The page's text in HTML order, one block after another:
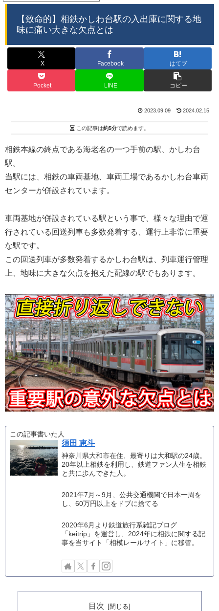
【致命的】相鉄かしわ台駅の入出庫に関する地
味に痛い大きな欠点とは
X Facebook はてブ
Pocket LINE コピー
2023.09.09 2024.02.15
この記事は約5分で読めます。
相鉄本線の終点である海老名の一つ手前の駅、かしわ台
駅。
当駅には、相鉄の車両基地、車両工場であるかしわ台車両
センターが併設されています。
車両基地が併設されている駅という事で、様々な理由で運
行されている回送列車も多数発着する、運行上非常に重要
な駅です。
この回送列車が多数発着するかしわ台駅は、列車運行管理
上、地味に大きな欠点を抱えた配線の駅でもあります。
この記事書いた人
須田 恵斗
神奈川県大和市在住、最寄りは大和駅の24歳。
20年以上相鉄を利用し、鉄道ファン人生を相鉄
と共に歩んできた人。
2021年7月～9月、公共交通機関で日本一周を
し、60万円以上をドブに捨てる
2020年6月より鉄道旅行系雑記ブログ
「keitrip」を運営し、2024年に相鉄に関する記
事を当サイト「相模レールサイト」に移管。
目次